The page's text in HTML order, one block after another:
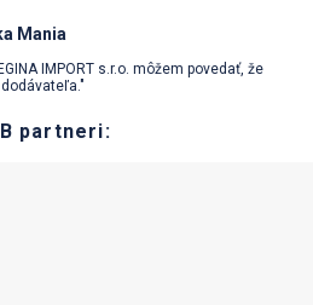
Mania
IMPORT s.r.o. môžem povedať, že
partneri: